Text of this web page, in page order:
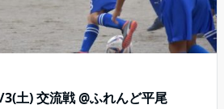
3(土) 交流戦 @ふれんど平尾